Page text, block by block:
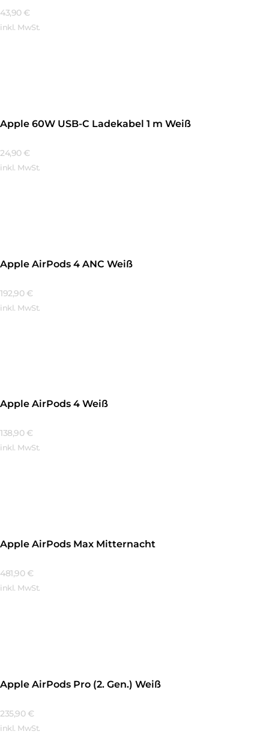
43,90 €
inkl. MwSt.
Apple 60W USB-C Ladekabel 1 m Weiß
24,90 €
inkl. MwSt.
Apple AirPods 4 ANC Weiß
192,90 €
inkl. MwSt.
Apple AirPods 4 Weiß
138,90 €
inkl. MwSt.
Apple AirPods Max Mitternacht
481,90 €
inkl. MwSt.
Apple AirPods Pro (2. Gen.) Weiß
235,90 €
inkl. MwSt.